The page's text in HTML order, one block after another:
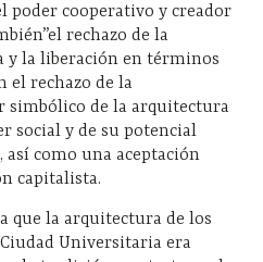
poder cooperativo y creador
rechazo de la
y la liberación en términos
el rechazo de la
simbólico de la arquitectura
social y de su potencial
como una aceptación
capitalista.
que la arquitectura de los
Universitaria era